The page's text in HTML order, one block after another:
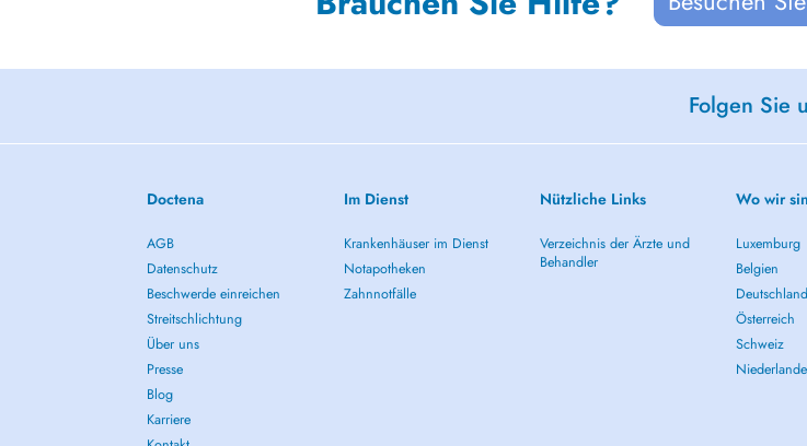
Folgen Sie
Doctena
AGB
Datenschutz
Beschwerde einreichen
Streitschlichtung
Über uns
Presse
Blog
Karriere
Im Dienst
Krankenhäuser im Dienst
Notapotheken
Zahnnotfälle
Nützliche Links
Verzeichnis der Ärzte und
Behandler
Wo wir
Luxemburg
Belgien
Deutschland
Österreich
Schweiz
Niederlande